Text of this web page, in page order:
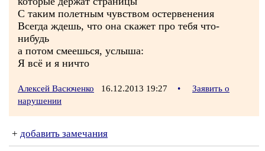
С таким полетным чувством остервенения
Всегда ждешь, что она скажет про тебя что-
нибудь
а потом смеешься, услыша:
Я всё и я ничто
Алексей Васюченко 16.12.2013 19:27 •
Заявить о
нарушении
+ добавить замечания